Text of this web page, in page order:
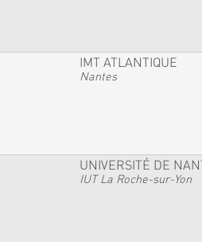
IMT ATLANTIQUE
Nantes
UNIVERSITÉ DE
IUT La Roche-sur-Yon